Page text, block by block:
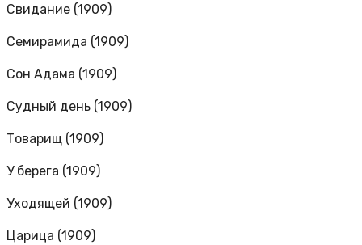
Свидание (1909)
Семирамида (1909)
Сон Адама (1909)
Судный день (1909)
Товарищ (1909)
У берега (1909)
Уходящей (1909)
Царица (1909)